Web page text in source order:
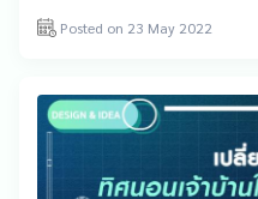
Posted on 23 May 2022